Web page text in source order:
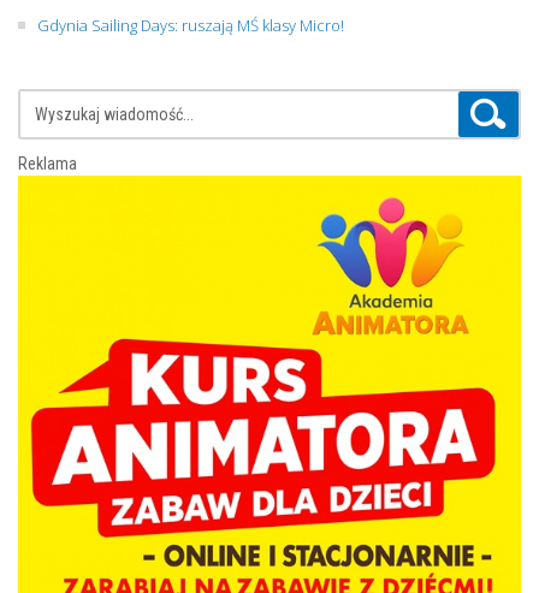
Gdynia Sailing Days: ruszają MŚ klasy Micro!
Reklama